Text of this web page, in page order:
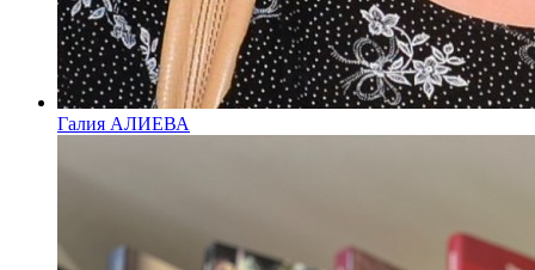
Галия АЛИЕВА